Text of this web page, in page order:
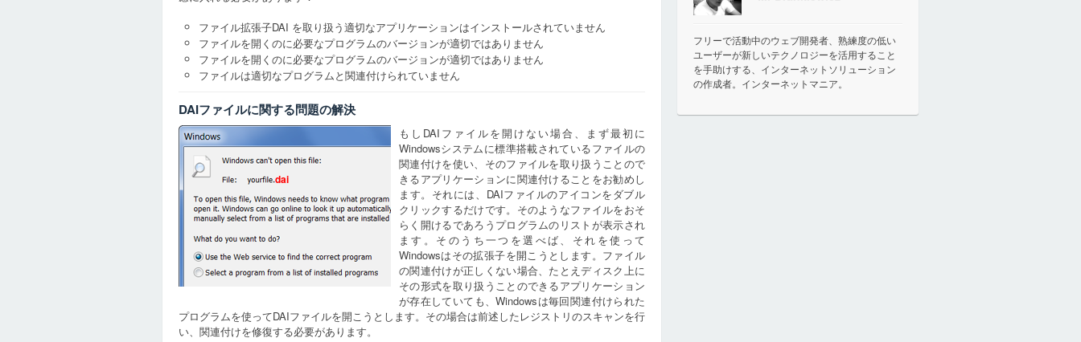
ファイル拡張子DAI を取り扱う適切なアプリケーションはインストールされていません
ファイルを開くのに必要なプログラムのバージョンが適切ではありません
ファイルを開くのに必要なプログラムのバージョンが適切ではありません
ファイルは適切なプログラムと関連付けられていません
DAIファイルに関する問題の解決
dai
もしDAIファイルを開けない場合、まず最初に
Windowsシステムに標準搭載されているファイルの
関連付けを使い、そのファイルを取り扱うことので
きるアプリケーションに関連付けることをお勧めし
ます。それには、DAIファイルのアイコンをダブル
クリックするだけです。そのようなファイルをおそ
らく開けるであろうプログラムのリストが表示され
ます。そのうち一つを選べば、それを使って
Windowsはその拡張子を開こうとします。ファイル
の関連付けが正しくない場合、たとえディスク上に
その形式を取り扱うことのできるアプリケーション
が存在していても、Windowsは毎回関連付けられた
プログラムを使ってDAIファイルを開こうとします。その場合は前述したレジストリのスキャンを行
い、関連付けを修復する必要があります。
フリーで活動中のウェブ開発者、熟練度の低い
ユーザーが新しいテクノロジーを活用すること
を手助けする、インターネットソリューション
の作成者。インターネットマニア。